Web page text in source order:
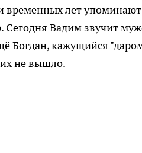
временных лет
Сегодня Вадим звучит
Богдан, кажущийся
не вышло.